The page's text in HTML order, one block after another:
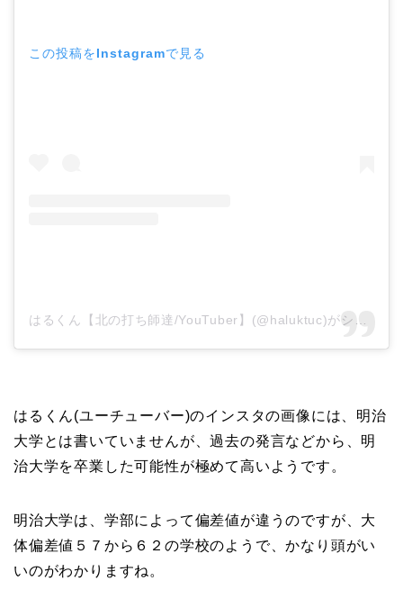
この投稿をInstagramで見る
はるくん(ユーチューバー)のインスタの画像には、明治
大学とは書いていませんが、過去の発言などから、明
治大学を卒業した可能性が極めて高いようです。
明治大学は、学部によって偏差値が違うのですが、大
体偏差値５７から６２の学校のようで、かなり頭がい
いのがわかりますね。